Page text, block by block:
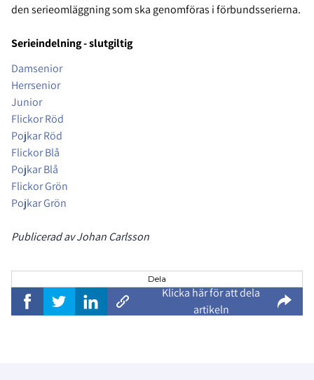
den serieomläggning som ska genomföras i förbundsserierna.
Serieindelning - slutgiltig
Damsenior
Herrsenior
Junior
Flickor Röd
Pojkar Röd
Flickor Blå
Pojkar Blå
Flickor Grön
Pojkar Grön
Publicerad av Johan Carlsson
Dela
Klicka här för att dela
artikeln